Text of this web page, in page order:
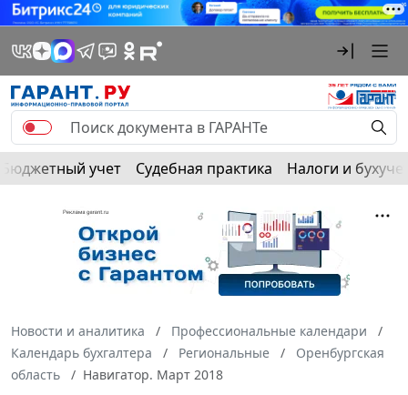
Бюджетный учет Судебная практика Налоги и
Новости и аналитика
Профессиональные календари
Календарь бухгалтера
Региональные
Оренбургская
область
Навигатор. Март 2018